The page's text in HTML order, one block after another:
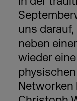
uns
neben
wieder
Networken